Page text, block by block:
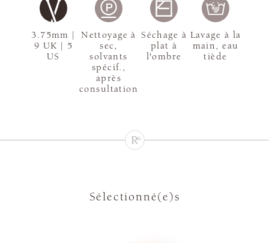
3.75mm |
9 UK | 5
US
Nettoyage à
sec,
solvants
spécif.,
après
consultation
Séchage à
plat à
l'ombre
Lavage à la
main, eau
tiède
Sélectionné(e)s